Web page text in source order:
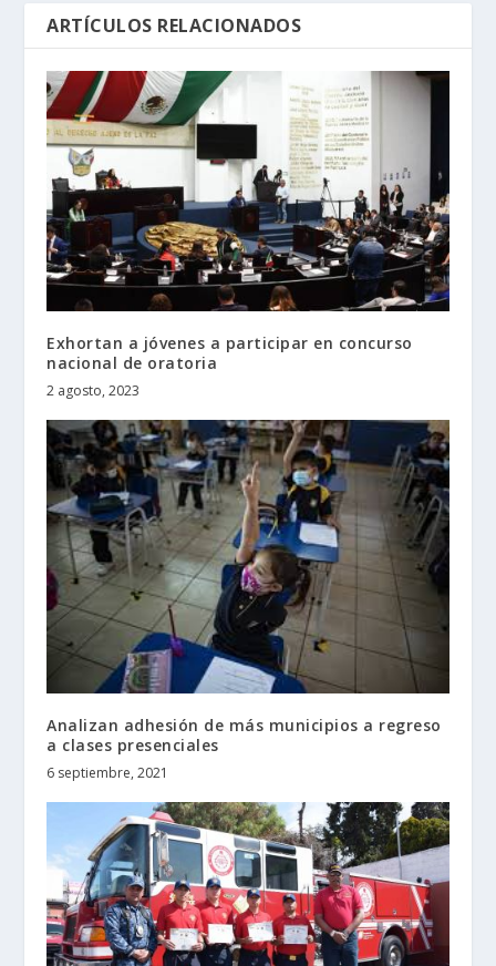
ARTÍCULOS RELACIONADOS
Exhortan a jóvenes a participar en concurso
nacional de oratoria
2 agosto, 2023
Analizan adhesión de más municipios a regreso
a clases presenciales
6 septiembre, 2021